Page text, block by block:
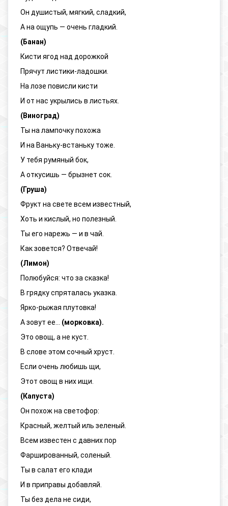
Он душистый, мягкий, сладкий,
А на ощупь — очень гладкий.
(Банан)
Кисти ягод над дорожкой
Прячут листики-ладошки.
На лозе повисли кисти
И от нас укрылись в листьях.
(Виноград)
Ты на лампочку похожа
И на Ваньку-встаньку тоже.
У тебя румяный бок,
А откусишь — брызнет сок.
(Груша)
Фрукт на свете всем известный,
Хоть и кислый, но полезный.
Ты его нарежь — и в чай.
Как зовется? Отвечай!
(Лимон)
Полюбуйся: что за сказка!
В грядку спряталась указка.
Ярко-рыжая плутовка!
А зовут ее... (морковка).
Это овощ, а не куст.
В слове этом сочный хруст.
Если очень любишь щи,
Этот овощ в них ищи.
(Капуста)
Он похож на светофор:
Красный, желтый иль зеленый.
Всем известен с давних пор
Фаршированный, соленый.
Ты в салат его клади
И в приправы добавляй.
Ты без дела не сиди,